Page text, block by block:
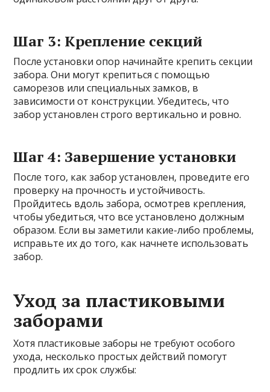
Шаг 3: Крепление секций
После установки опор начинайте крепить секции
забора. Они могут крепиться с помощью
саморезов или специальных замков, в
зависимости от конструкции. Убедитесь, что
забор установлен строго вертикально и ровно.
Шаг 4: Завершение установки
После того, как забор установлен, проведите его
проверку на прочность и устойчивость.
Пройдитесь вдоль забора, осмотрев крепления,
чтобы убедиться, что все установлено должным
образом. Если вы заметили какие-либо проблемы,
исправьте их до того, как начнете использовать
забор.
Уход за пластиковыми
заборами
Хотя пластиковые заборы не требуют особого
ухода, несколько простых действий помогут
продлить их срок службы: